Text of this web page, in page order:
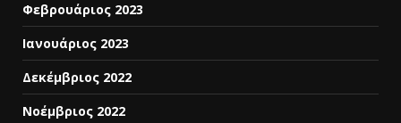
Φεβρουάριος 2023
Ιανουάριος 2023
Δεκέμβριος 2022
Νοέμβριος 2022